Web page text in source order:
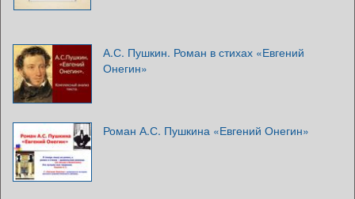
А.С. Пушкин. Роман в стихах «Евгений
Онегин»
Роман А.С. Пушкина «Евгений Онегин»